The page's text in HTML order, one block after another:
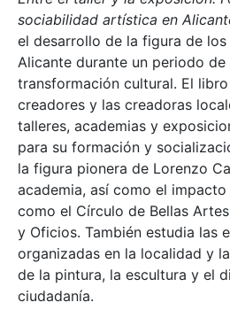
sociabilidad artística en
el desarrollo de la figura de
Alicante durante un periodo de
transformación cultural. El
creadores y las creadoras
talleres, academias y
para su formación y
la figura pionera de Lorenzo
academia, así como el
como el Círculo de Bellas
y Oficios. También estudia las
organizadas en la localidad y
de la pintura, la escultura y el
ciudadanía.